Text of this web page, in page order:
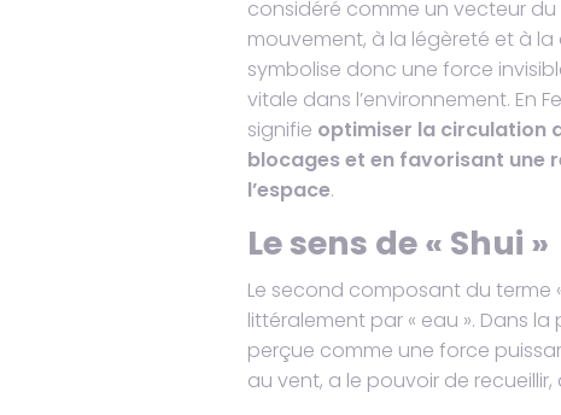
considéré comme un vecteur du
mouvement, à la légèreté et à la
symbolise donc une force
vitale dans l’environnement. En
signifie optimiser la circulation
blocages et en favorisant une
l’espace.
Le sens de « Shui »
Le second composant du terme
littéralement par « eau ». Dans la
perçue comme une force
au vent, a le pouvoir de